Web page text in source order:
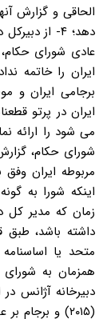
الحاقی و گزارش
دهد؛ ۴- از
عادی شورای
ایران را خاتمه
برجامی ایران و
می شود را ارائه
شورای حکام،
مربوطه ایران وفق
اینکه شورا به
زمان که مدیر کل
متحد یا